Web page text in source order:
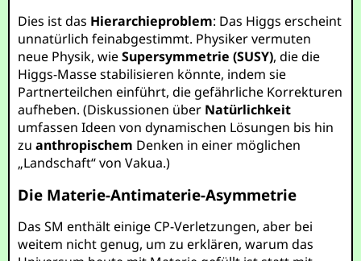
Dies ist das Hierarchieproblem: Das Higgs erscheint
unnatürlich feinabgestimmt. Physiker vermuten
neue Physik, wieSupersymmetrie (SUSY), die die
Higgs-Masse stabilisieren könnte, indem sie
Partnerteilchen einführt, die gefährliche Korrekturen
aufheben. (Diskussionen über Natürlichkeit
umfassen Ideen von dynamischen Lösungen bis hin
zuanthropischem Denken in einer möglichen
„Landschaft“ von Vakua.)
Die Materie-Antimaterie-Asymmetrie
Das SM enthält einige CP-Verletzungen, aber bei
weitem nicht genug, um zu erklären, warum das